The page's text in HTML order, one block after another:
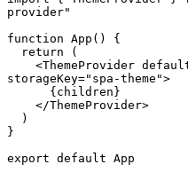
provider"
function App ( )
{
return
(
<ThemeProvider
storageKey=" spa-theme ">
{ children }
</ThemeProvider>
)
}
export default App